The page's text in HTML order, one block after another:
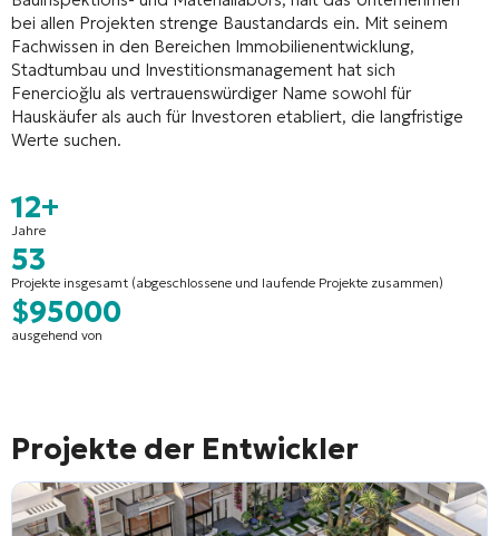
bei allen Projekten strenge Baustandards ein. Mit seinem
Fachwissen in den Bereichen Immobilienentwicklung,
Stadtumbau und Investitionsmanagement hat sich
Fenercioğlu als vertrauenswürdiger Name sowohl für
Hauskäufer als auch für Investoren etabliert, die langfristige
Werte suchen.
12+
Jahre
53
Projekte insgesamt (abgeschlossene und laufende Projekte zusammen)
$95000
ausgehend von
Projekte der Entwickler